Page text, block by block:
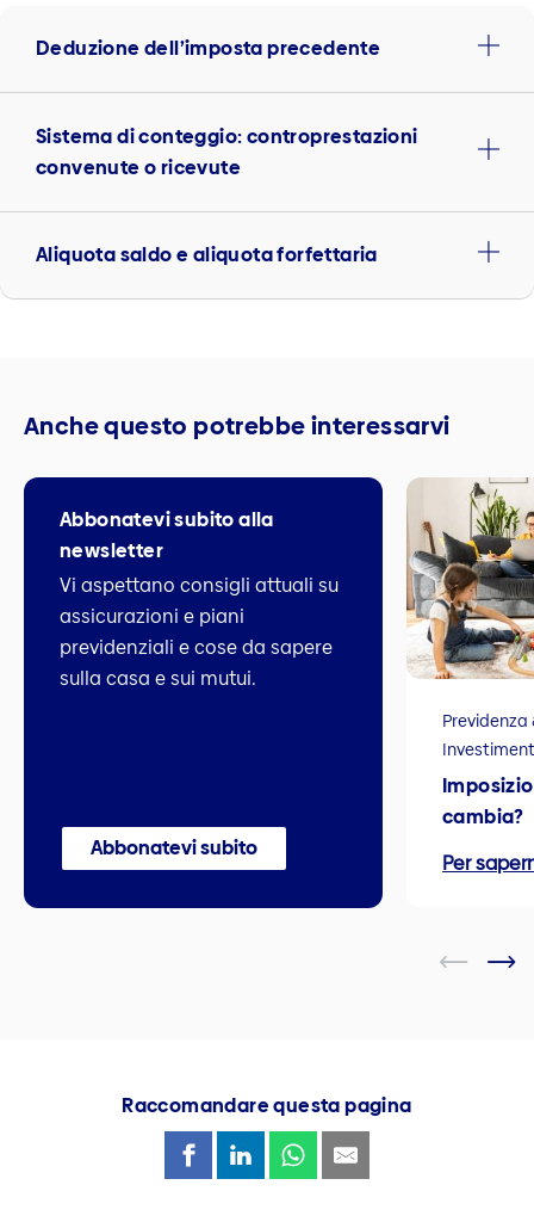
Deduzione dell’imposta precedente
Sistema di conteggio: controprestazioni
convenute o ricevute
Aliquota saldo e aliquota forfettaria
Anche questo potrebbe interessarvi
Abbonatevi subito alla
newsletter
Vi aspettano consigli attuali su
assicurazioni e piani
previdenziali e cose da sapere
sulla casa e sui mutui.
Abbonatevi subito
Previdenza
cambia?
Per
Raccomandare questa pagina